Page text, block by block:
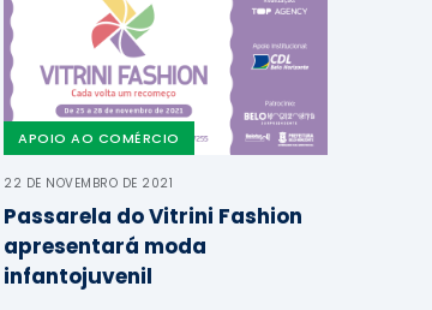
APOIO AO COMÉRCIO
22 DE NOVEMBRO DE 2021
Passarela do Vitrini Fashion
apresentará moda
infantojuvenil